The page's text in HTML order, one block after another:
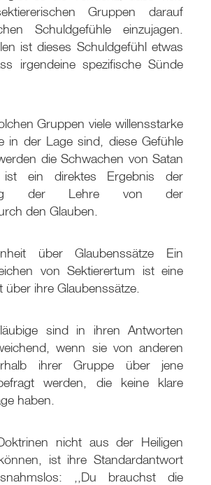
Gruppen darauf
Schuldgefühle einzujagen.
ist dieses Schuldgefühl etwas
irgendeine spezifische Sünde
Gruppen viele willensstarke
in der Lage sind, diese Gefühle
die Schwachen von Satan
ist ein direktes Ergebnis der
der Lehre von der
den Glauben.
über Glaubenssätze Ein
von Sektierertum ist eine
über ihre Glaubenssätze.
sind in ihren Antworten
wenn sie von anderen
ihrer Gruppe über jene
werden, die keine klare
haben.
nicht aus der Heiligen
ist ihre Standardantwort
,,Du brauchst die